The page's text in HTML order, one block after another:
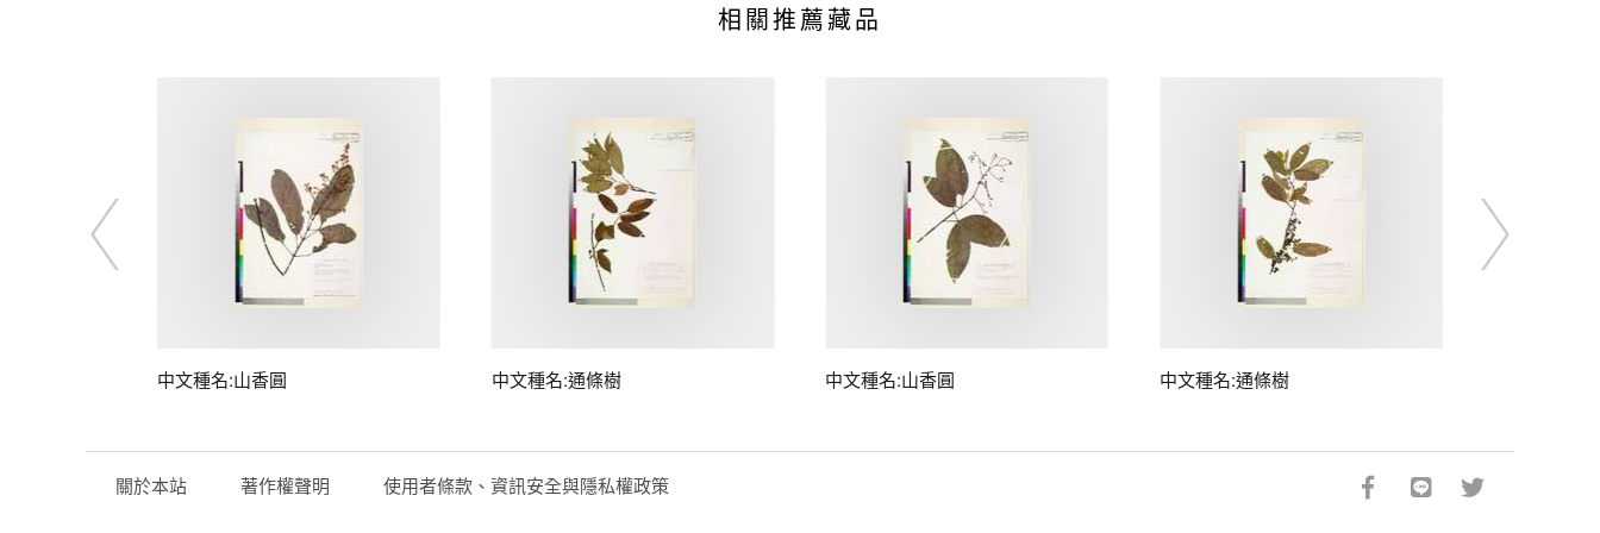
相關推薦藏品
中文種名:山香圓 中文種名:通條樹 中文種名:山香圓 中文種名:通條樹
關於本站 著作權聲明 使用者條款、資訊安全與隱私權政策